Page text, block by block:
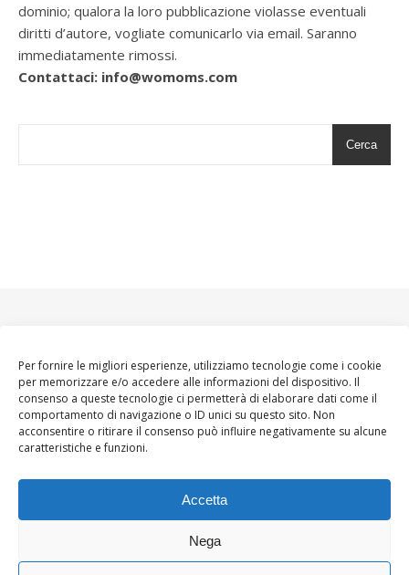
Per fornire le migliori esperienze, utilizziamo tecnologie come i cookie
per memorizzare e/o accedere alle informazioni del dispositivo. Il
consenso a queste tecnologie ci permetterà di elaborare dati come il
comportamento di navigazione o ID unici su questo sito. Non
acconsentire o ritirare il consenso può influire negativamente su alcune
caratteristiche e funzioni.
Accetta
Nega
dominio; qualora la loro pubblicazione violasse eventuali
diritti d’autore, vogliate comunicarlo via email. Saranno
immediatamente rimossi.
Contattaci: info@womoms.com
Cerca